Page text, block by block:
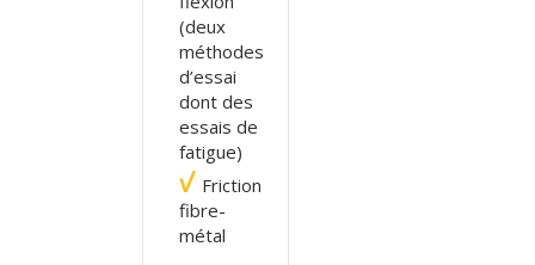
(deux
méthodes
d’essai
dont des
essais de
fatigue)
Friction
fibre-
métal